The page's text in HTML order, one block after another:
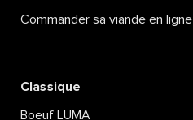
Commander sa viande en ligne
Classique
Boeuf LUMA